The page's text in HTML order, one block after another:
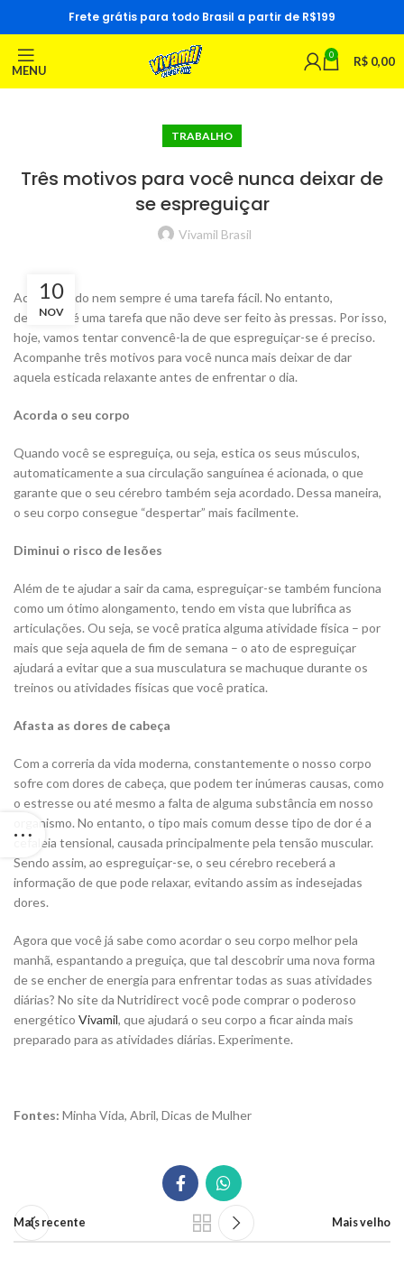
Frete grátis para todo Brasil a partir de R$199
MENU
0 R$ 0,00
TRABALHO
Três motivos para você nunca deixar de
se espreguiçar
Vivamil Brasil
10
NOV
Acordar cedo nem sempre é uma tarefa fácil. No entanto,
despertar é uma tarefa que não deve ser feito às pressas. Por isso,
hoje, vamos tentar convencê-la de que espreguiçar-se é preciso.
Acompanhe três motivos para você nunca mais deixar de dar
aquela esticada relaxante antes de enfrentar o dia.
Acorda o seu corpo
Quando você se espreguiça, ou seja, estica os seus músculos,
automaticamente a sua circulação sanguínea é acionada, o que
garante que o seu cérebro também seja acordado. Dessa maneira,
o seu corpo consegue “despertar” mais facilmente.
Diminui o risco de lesões
Além de te ajudar a sair da cama, espreguiçar-se também funciona
como um ótimo alongamento, tendo em vista que lubrifica as
articulações. Ou seja, se você pratica alguma atividade física – por
mais que seja aquela de fim de semana – o ato de espreguiçar
ajudará a evitar que a sua musculatura se machuque durante os
treinos ou atividades físicas que você pratica.
Afasta as dores de cabeça
Com a correria da vida moderna, constantemente o nosso corpo
sofre com dores de cabeça, que podem ter inúmeras causas, como
o estresse ou até mesmo a falta de alguma substância em nosso
organismo. No entanto, o tipo mais comum desse tipo de dor é a
cefaleia tensional, causada principalmente pela tensão muscular.
Sendo assim, ao espreguiçar-se, o seu cérebro receberá a
informação de que pode relaxar, evitando assim as indesejadas
dores.
Agora que você já sabe como acordar o seu corpo melhor pela
manhã, espantando a preguiça, que tal descobrir uma nova forma
de se encher de energia para enfrentar todas as suas atividades
diárias? No site da Nutridirect você pode comprar o poderoso
energético Vivamil, que ajudará o seu corpo a ficar ainda mais
preparado para as atividades diárias. Experimente.
Fontes: Minha Vida, Abril, Dicas de Mulher
Mais recente Mais velho